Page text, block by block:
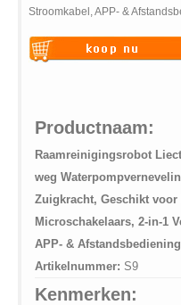
Stroomkabel, APP- &
/web/m.liectroux-
on line42
Productnaam:
Raamreinigingsrobot
weg
Zuigkracht, Geschikt
Microschakelaars, 2-in-1
APP- &
Artikelnummer: S9
Kenmerken: